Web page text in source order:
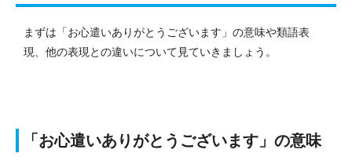
まずは「お心遣いありがとうございます」の意味や類語表
現、他の表現との違いについて見ていきましょう。
「お心遣いありがとうございます」の意味